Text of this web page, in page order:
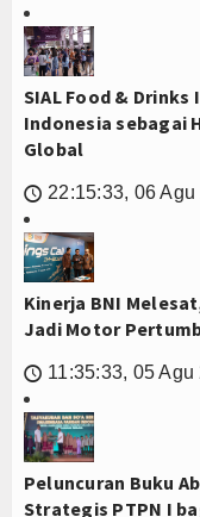
SIAL Food &
Indonesia sebagai
Global
🕔 22:15:33, 06 Agu
Kinerja BNI
Jadi Motor
🕔 11:35:33, 05 Agu
Peluncuran Buku
Strategis PTPN I